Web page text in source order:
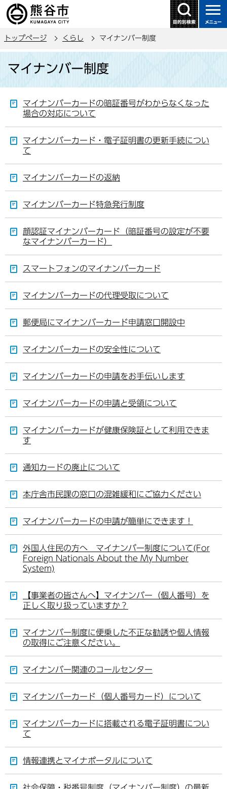
の
トップページ くらし マイナンバー制度
マイナンバー制度
マイナンバーカードの暗証番号がわからなくなった
場合の対応について
マイナンバーカード・電子証明書の更新手続につい
て
マイナンバーカードの返納
マイナンバーカード特急発行制度
顔認証マイナンバーカード（暗証番号の設定が不要
なマイナンバーカード）
スマートフォンのマイナンバーカード
マイナンバーカードの代理受取について
郵便局にマイナンバーカード申請窓口開設中
マイナンバーカードの安全性について
マイナンバーカードの申請をお手伝いします
マイナンバーカードの申請と受領について
マイナンバーカードが健康保険証として利用できま
す
通知カードの廃止について
本庁舎市民課の窓口の混雑緩和にご協力ください
マイナンバーカードの申請が簡単にできます！
外国人住民の方へ マイナンバー制度について(For
Foreign Nationals About the My Number
System)
【事業者の皆さんへ】マイナンバー（個人番号）を
正しく取り扱っていますか？
マイナンバー制度に便乗した不正な勧誘や個人情報
の取得にご注意ください。
マイナンバー関連のコールセンター
マイナンバーカード（個人番号カード）について
マイナンバーカードに搭載される電子証明書につい
て
情報連携とマイナポータルについて